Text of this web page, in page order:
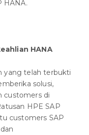
HANA.
HANA
yang telah terbukti
solusi,
customers di
HPE SAP
customers SAP